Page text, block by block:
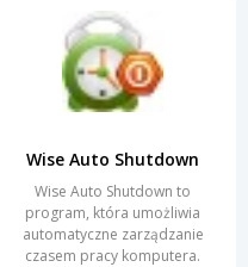
Wise Auto Shutdown
Wise Auto Shutdown to
program, która umożliwia
automatyczne zarządzanie
czasem pracy komputera.